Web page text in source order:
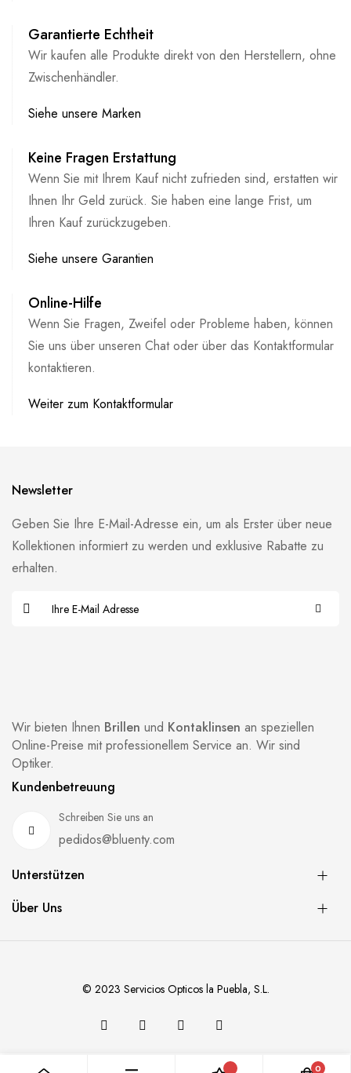
Garantierte Echtheit
Wir kaufen alle Produkte direkt von den Herstellern, ohne
Zwischenhändler.
Siehe unsere Marken
Keine Fragen Erstattung
Wenn Sie mit Ihrem Kauf nicht zufrieden sind, erstatten wir
Ihnen Ihr Geld zurück. Sie haben eine lange Frist, um
Ihren Kauf zurückzugeben.
Siehe unsere Garantien
Online-Hilfe
Wenn Sie Fragen, Zweifel oder Probleme haben, können
Sie uns über unseren Chat oder über das Kontaktformular
kontaktieren.
Weiter zum Kontaktformular
Wir bieten Ihnen Brillen und Kontaklinsen an speziellen
Online-Preise mit professionellem Service an. Wir sind
Optiker.
Kundenbetreuung
Schreiben Sie uns an
pedidos@bluenty.com
Unterstützen
Über Uns
Newsletter
Geben Sie Ihre E-Mail-Adresse ein, um als Erster über neue
Kollektionen informiert zu werden und exklusive Rabatte zu
erhalten.
© 2023 Servicios Opticos la Puebla, S.L.
0